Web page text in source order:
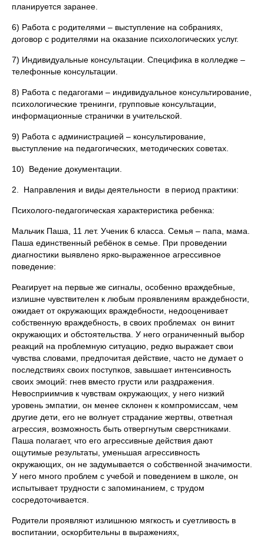
планируется заранее.
6) Работа с родителями – выступление на собраниях,
договор с родителями на оказание психологических услуг.
7) Индивидуальные консультации. Специфика в колледже –
телефонные консультации.
8) Работа с педагогами – индивидуальное консультирование,
психологические тренинги, групповые консультации,
информационные странички в учительской.
9) Работа с администрацией – консультирование,
выступление на педагогических, методических советах.
10) Ведение документации.
2. Направления и виды деятельности в период практики:
Психолого-педагогическая характеристика ребенка:
Мальчик Паша, 11 лет. Ученик 6 класса. Семья – папа, мама.
Паша единственный ребёнок в семье. При проведении
диагностики выявлено ярко-выраженное агрессивное
поведение:
Реагирует на первые же сигналы, особенно враждебные,
излишне чувствителен к любым проявлениям враждебности,
ожидает от окружающих враждебности, недооценивает
собственную враждебность, в своих проблемах он винит
окружающих и обстоятельства. У него ограниченный выбор
реакций на проблемную ситуацию, редко выражает свои
чувства словами, предпочитая действие, часто не думает о
последствиях своих поступков, завышает интенсивность
своих эмоций: гнев вместо грусти или раздражения.
Невосприимчив к чувствам окружающих, у него низкий
уровень эмпатии, он менее склонен к компромиссам, чем
другие дети, его не волнует страдание жертвы, ответная
агрессия, возможность быть отвергнутым сверстниками.
Паша полагает, что его агрессивные действия дают
ощутимые результаты, уменьшая агрессивность
окружающих, он не задумывается о собственной значимости.
У него много проблем с учебой и поведением в школе, он
испытывает трудности с запоминанием, с трудом
сосредоточивается.
Родители проявляют излишнюю мягкость и суетливость в
воспитании, оскорбительны в выражениях,